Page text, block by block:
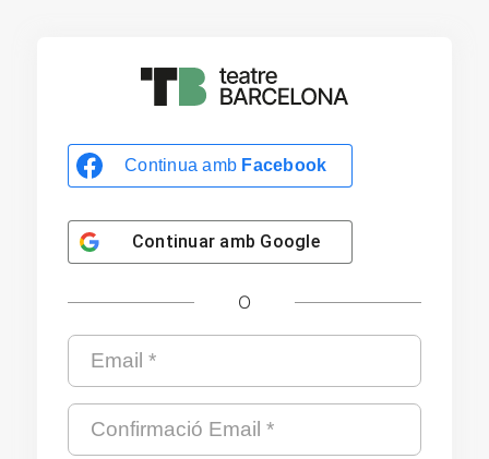
Continua amb Facebook
Continuar amb Google
O